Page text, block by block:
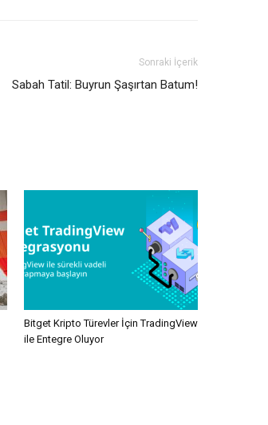
Sonraki İçerik
Sabah Tatil: Buyrun Şaşırtan Batum!
Bitget Kripto Türevler İçin TradingView
ile Entegre Oluyor